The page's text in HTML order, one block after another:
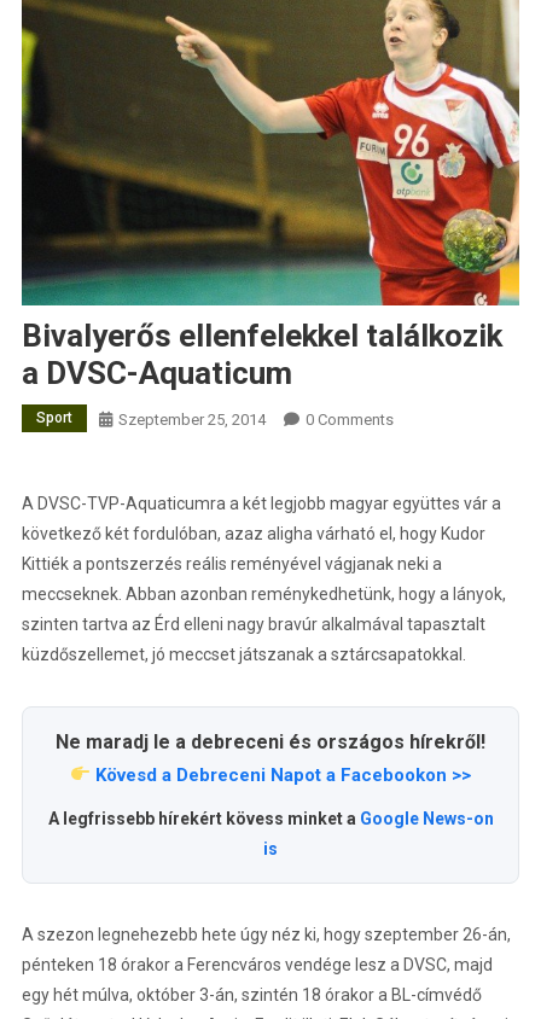
Bivalyerős ellenfelekkel találkozik
a DVSC-Aquaticum
Sport Szeptember 25, 2014 0 Comments
A DVSC-TVP-Aquaticumra a két legjobb magyar együttes vár a
következő két fordulóban, azaz aligha várható el, hogy Kudor
Kittiék a pontszerzés reális reményével vágjanak neki a
meccseknek. Abban azonban reménykedhetünk, hogy a lányok,
szinten tartva az Érd elleni nagy bravúr alkalmával tapasztalt
küzdőszellemet, jó meccset játszanak a sztárcsapatokkal.
Ne maradj le a debreceni és országos hírekről!
Kövesd a Debreceni Napot a Facebookon >>
A legfrissebb hírekért kövess minket a Google News-on
is
A szezon legnehezebb hete úgy néz ki, hogy szeptember 26-án,
pénteken 18 órakor a Ferencváros vendége lesz a DVSC, majd
egy hét múlva, október 3-án, szintén 18 órakor a BL-címvédő